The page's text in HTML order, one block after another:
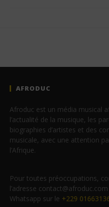
AFRODUC
Afroduc est un média musical
l’actualité de la musique, les
biographies d’artistes et des
musicale, avec une attention
l’Afrique.
Pour toutes préoccupations,
l’adresse
Whatsapp sur le +229